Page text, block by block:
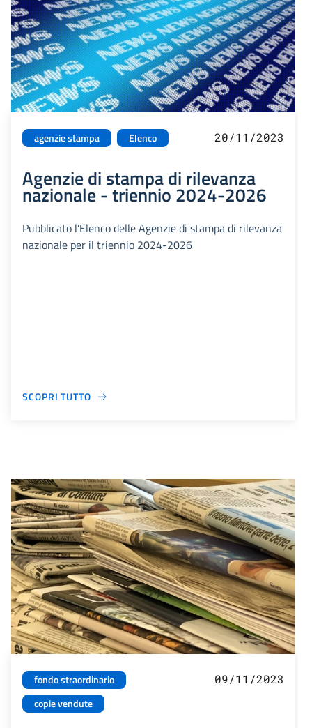
agenzie stampa Elenco 20/11/2023
Agenzie di stampa di rilevanza
nazionale - triennio 2024-2026
Pubblicato l’Elenco delle Agenzie di stampa di rilevanza
nazionale per il triennio 2024-2026
SCOPRI TUTTO
fondo straordinario
copie vendute
09/11/2023